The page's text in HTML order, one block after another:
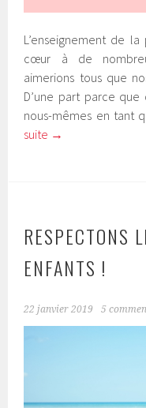
L’enseignement de
cœur à de
aimerions tous que
D’une part parce
nous-mêmes en tant
suite →
RESPECTONS
ENFANTS !
22 janvier 2019 5